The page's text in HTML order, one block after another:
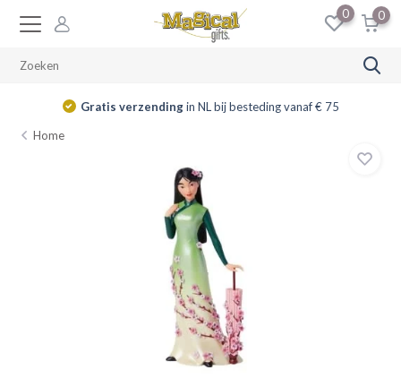
0 0
Gratis verzendingin NL bij besteding vanaf € 75
Home